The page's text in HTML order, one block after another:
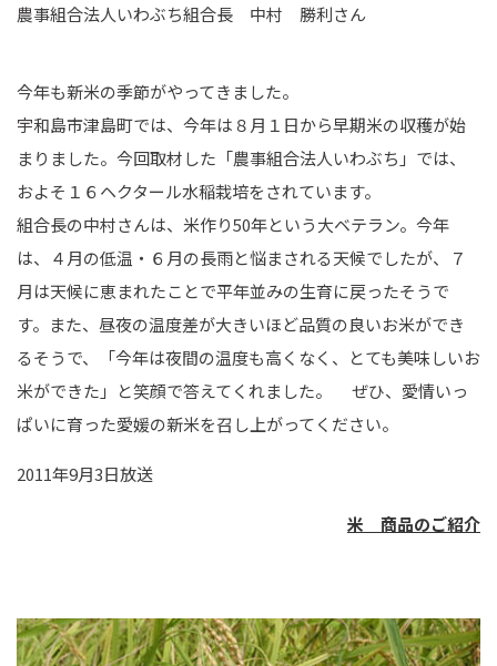
農事組合法人いわぶち組合長 中村 勝利さん
今年も新米の季節がやってきました。
宇和島市津島町では、今年は８月１日から早期米の収穫が始
まりました。今回取材した「農事組合法人いわぶち」では、
およそ１６ヘクタール水稲栽培をされています。
組合長の中村さんは、米作り50年という大ベテラン。今年
は、４月の低温・６月の長雨と悩まされる天候でしたが、７
月は天候に恵まれたことで平年並みの生育に戻ったそうで
す。また、昼夜の温度差が大きいほど品質の良いお米ができ
るそうで、「今年は夜間の温度も高くなく、とても美味しいお
米ができた」と笑顔で答えてくれました。 ぜひ、愛情いっ
ぱいに育った愛媛の新米を召し上がってください。
2011年9月3日放送
米 商品のご紹介